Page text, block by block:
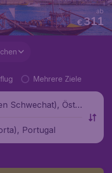
€311
ab
Mehrere Ziele
Schwechat), Öste
Portugal